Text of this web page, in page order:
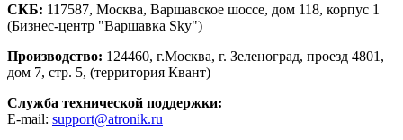
СКБ: 117587, Москва, Варшавское шоссе, дом 118, корпус 1
(Бизнес-центр "Варшавка Sky")
Производство: 124460, г.Москва, г. Зеленоград, проезд 4801,
дом 7, стр. 5, (территория Квант)
Служба технической поддержки:
E-mail: support@atronik.ru